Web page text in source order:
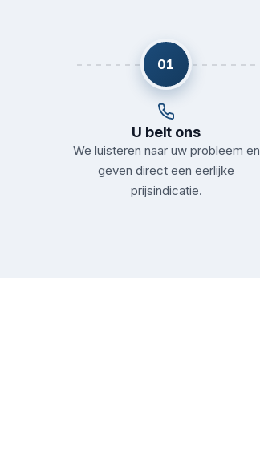
01
U belt ons
We luisteren naar uw probleem en
geven direct een eerlijke
prijsindicatie.